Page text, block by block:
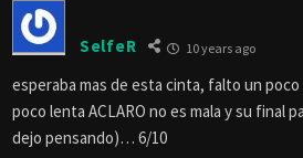
SelfeR 10 years ago
esperaba mas de esta cinta, falto un
poco lenta ACLARO no es mala y su final
dejo pensando)… 6/10